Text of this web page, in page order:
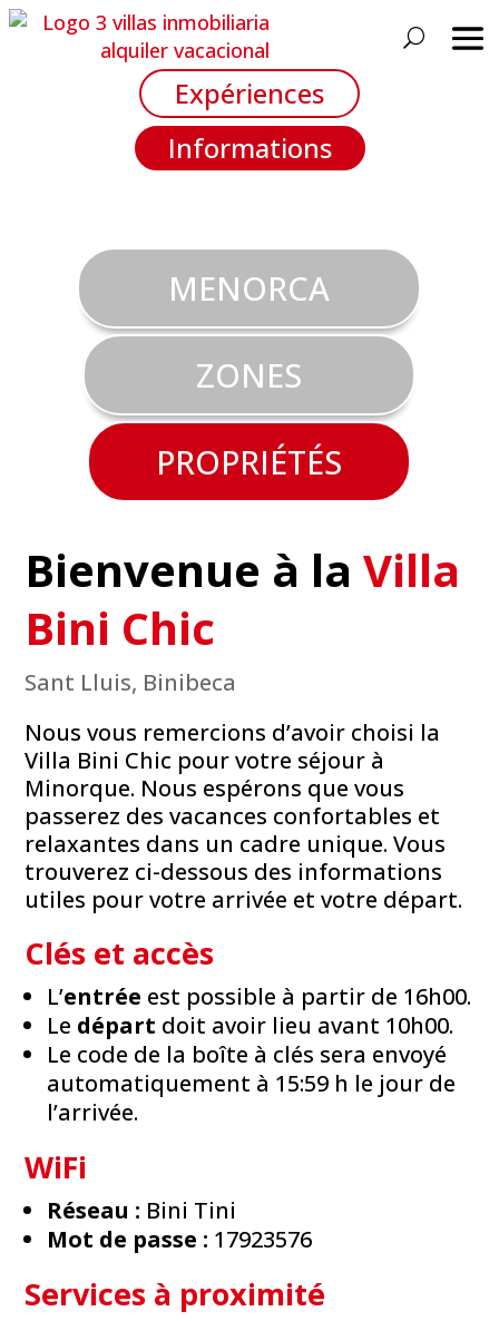
Expériences
Informations
MENORCA
ZONES
PROPRIÉTÉS
Bienvenue à laVilla
Bini Chic
Sant Lluis, Binibeca
Nous vous remercions d’avoir choisi la
Villa Bini Chic pour votre séjour à
Minorque. Nous espérons que vous
passerez des vacances confortables et
relaxantes dans un cadre unique. Vous
trouverez ci-dessous des informations
utiles pour votre arrivée et votre départ.
Clés et accès
L’entrée est possible à partir de 16h00.
Le départ doit avoir lieu avant 10h00.
Le code de la boîte à clés sera envoyé
automatiquement à 15:59 h le jour de
l’arrivée.
WiFi
Réseau : Bini Tini
Mot de passe : 17923576
Services à proximité